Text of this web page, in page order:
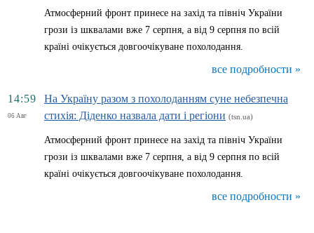
Атмосферний фронт принесе на захід та північ України
грози із шквалами вже 7 серпня, а від 9 серпня по всій
країні очікується довгоочікуване похолодання.
все подробности »
14:59
06 Авг
На Україну разом з похолоданням суне небезпечна
стихія: Діденко назвала дати і регіони (tsn.ua)
Атмосферний фронт принесе на захід та північ України
грози із шквалами вже 7 серпня, а від 9 серпня по всій
країні очікується довгоочікуване похолодання.
все подробности »